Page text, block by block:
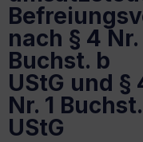
nach § 4 Nr.
Buchst. b
UStG und §
Nr. 1
UStG